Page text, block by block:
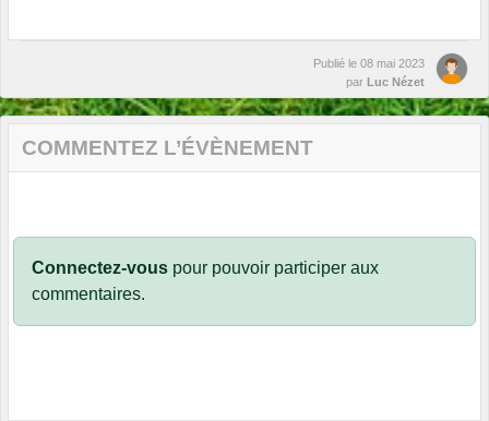
Publié le 08 mai 2023
par Luc Nézet
COMMENTEZ L’ÉVÈNEMENT
Connectez-vous pour pouvoir participer aux
commentaires.